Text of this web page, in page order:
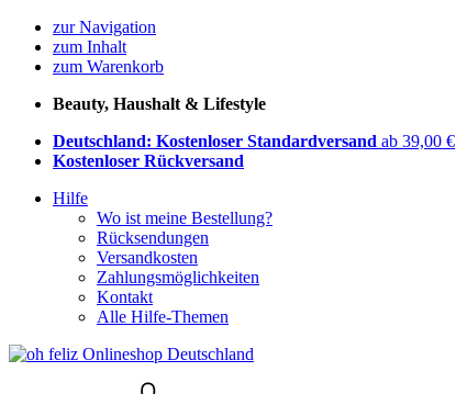
zur Navigation
zum Inhalt
zum Warenkorb
Beauty, Haushalt & Lifestyle
Deutschland: Kostenloser Standardversand ab 39,00 €
Kostenloser Rückversand
Hilfe
Wo ist meine Bestellung?
Rücksendungen
Versandkosten
Zahlungsmöglichkeiten
Kontakt
Alle Hilfe-Themen